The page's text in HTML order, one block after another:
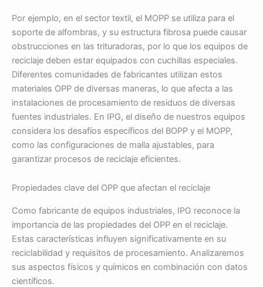
Por ejemplo, en el sector textil, el MOPP se utiliza para el
soporte de alfombras, y su estructura fibrosa puede causar
obstrucciones en las trituradoras, por lo que los equipos de
reciclaje deben estar equipados con cuchillas especiales.
Diferentes comunidades de fabricantes utilizan estos
materiales OPP de diversas maneras, lo que afecta a las
instalaciones de procesamiento de residuos de diversas
fuentes industriales. En IPG, el diseño de nuestros equipos
considera los desafíos específicos del BOPP y el MOPP,
como las configuraciones de malla ajustables, para
garantizar procesos de reciclaje eficientes.
Propiedades clave del OPP que afectan el reciclaje
Como fabricante de equipos industriales, IPG reconoce la
importancia de las propiedades del OPP en el reciclaje.
Estas características influyen significativamente en su
reciclabilidad y requisitos de procesamiento. Analizaremos
sus aspectos físicos y químicos en combinación con datos
científicos.